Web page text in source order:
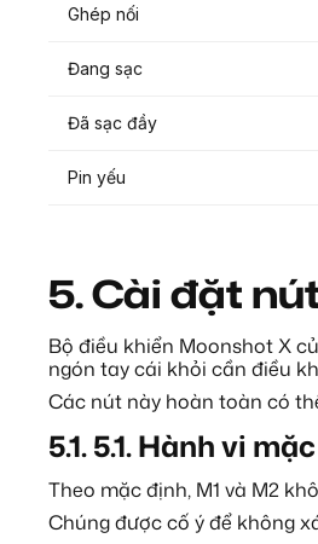
Ghép nối
Đang sạc
Đã sạc đầy
Pin yếu
5.Cài đặt
Bộ điều khiển Moonshot X
ngón tay cái khỏi cần điều
Các nút này hoàn toàn có
5.1.5.1. Hành vi
Theo mặc định, M1 và M2
Chúng được cố ý để không